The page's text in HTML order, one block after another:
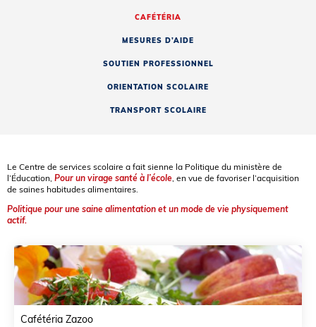
CAFÉTÉRIA
MESURES D’AIDE
SOUTIEN PROFESSIONNEL
ORIENTATION SCOLAIRE
TRANSPORT SCOLAIRE
Le Centre de services scolaire a fait sienne la Politique du ministère de
l’Éducation, Pour un virage santé à l’école, en vue de favoriser l’acquisition
de saines habitudes alimentaires.
Politique pour une saine alimentation et un mode de vie physiquement
actif.
Cafétéria Zazoo